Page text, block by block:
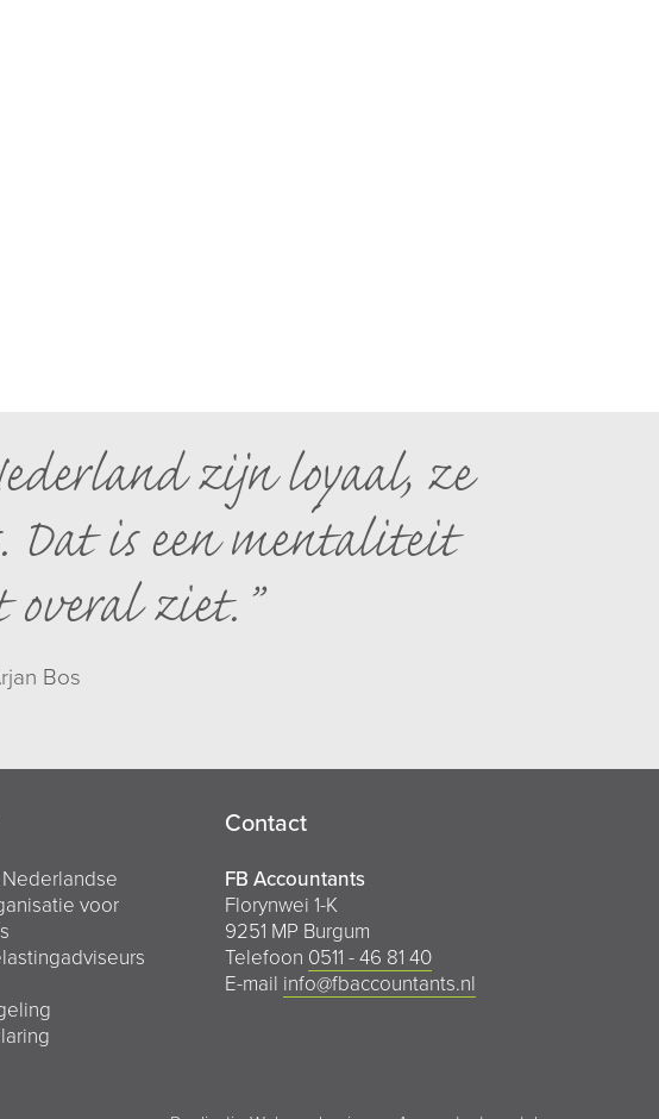
zijn loyaal, ze
Dat is een mentaliteit
ziet.
Bos
voor
Contact
FB Accountants
Florynwei 1-K
9251 MP Burgum
Telefoon 0511 - 46 81 40
E-mail info@fbaccountants.nl